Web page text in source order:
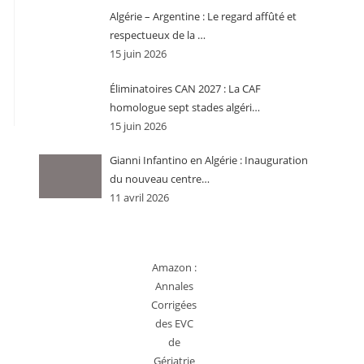
Algérie – Argentine : Le regard affûté et
respectueux de la …
15 juin 2026
Éliminatoires CAN 2027 : La CAF
homologue sept stades algéri…
15 juin 2026
Gianni Infantino en Algérie : Inauguration
du nouveau centre…
11 avril 2026
Amazon :
Annales
Corrigées
des EVC
de
Gériatrie